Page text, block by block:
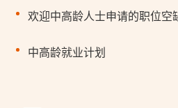
欢迎中高龄人士申请的职位空
中高龄就业计划